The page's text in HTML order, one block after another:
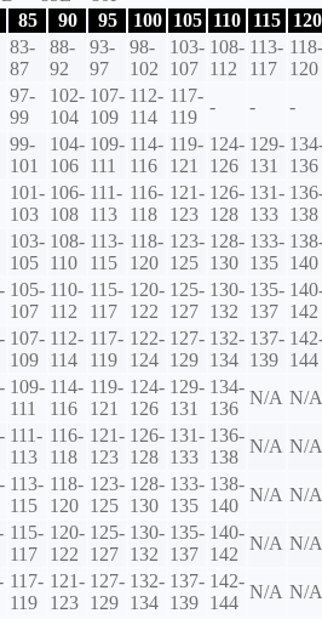
85 90 95 100 105 110 115
120
83-
87
88-
92
93-
97
98-
102
103-
107
108-
112
113-
117
118-
120
97-
99
102-
104
107-
109
112-
114
117-
119
- - -
99-
101
104-
106
109-
111
114-
116
119-
121
124-
126
129-
131
136
101-
103
106-
108
111-
113
116-
118
121-
123
126-
128
131-
133 138
103-
105
108-
110
113-
115
118-
120
123-
125
128-
130
133-
135 140
105-
107
110-
112
115-
117
120-
122
125-
127
130-
132
135-
137 142
107-
109
112-
114
117-
119
122-
124
127-
129
132-
134
137-
139 144
109-
111
114-
116
119-
121
124-
126
129-
131
134-
136
N/A N/A
111-
113
116-
118
121-
123
126-
128
131-
133
136-
138
N/A N/A
113-
115
118-
120
123-
125
128-
130
133-
135
138-
140
N/A N/A
115-
117
120-
122
125-
127
130-
132
135-
137
140-
142
N/A N/A
117-
119
121-
123
127-
129
132-
134
137-
139
142-
144
N/A N/A